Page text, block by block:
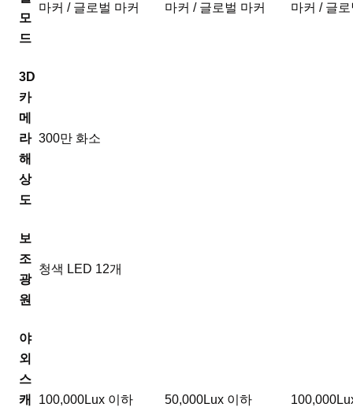
모
드
마커 / 글로벌 마커 마커 / 글로벌 마커 마커 / 글
3D
카
메
라
해
상
도
300만 화소
보
조
광
원
청색 LED 12개
야
외
스
캐
100,000Lux 이하 50,000Lux 이하